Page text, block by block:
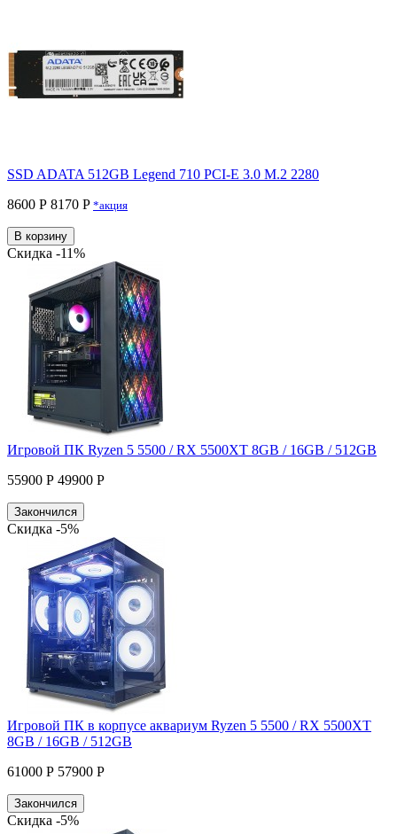
SSD ADATA 512GB Legend 710 PCI-E 3.0 M.2 2280
8600 Р 8170 P *акция
В корзину
Скидка -11%
Игровой ПК Ryzen 5 5500 / RX 5500XT 8GB / 16GB / 512GB
55900 Р 49900 Р
Закончился
Скидка -5%
Игровой ПК в корпусе аквариум Ryzen 5 5500 / RX 5500XT
8GB / 16GB / 512GB
61000 Р 57900 Р
Закончился
Скидка -5%